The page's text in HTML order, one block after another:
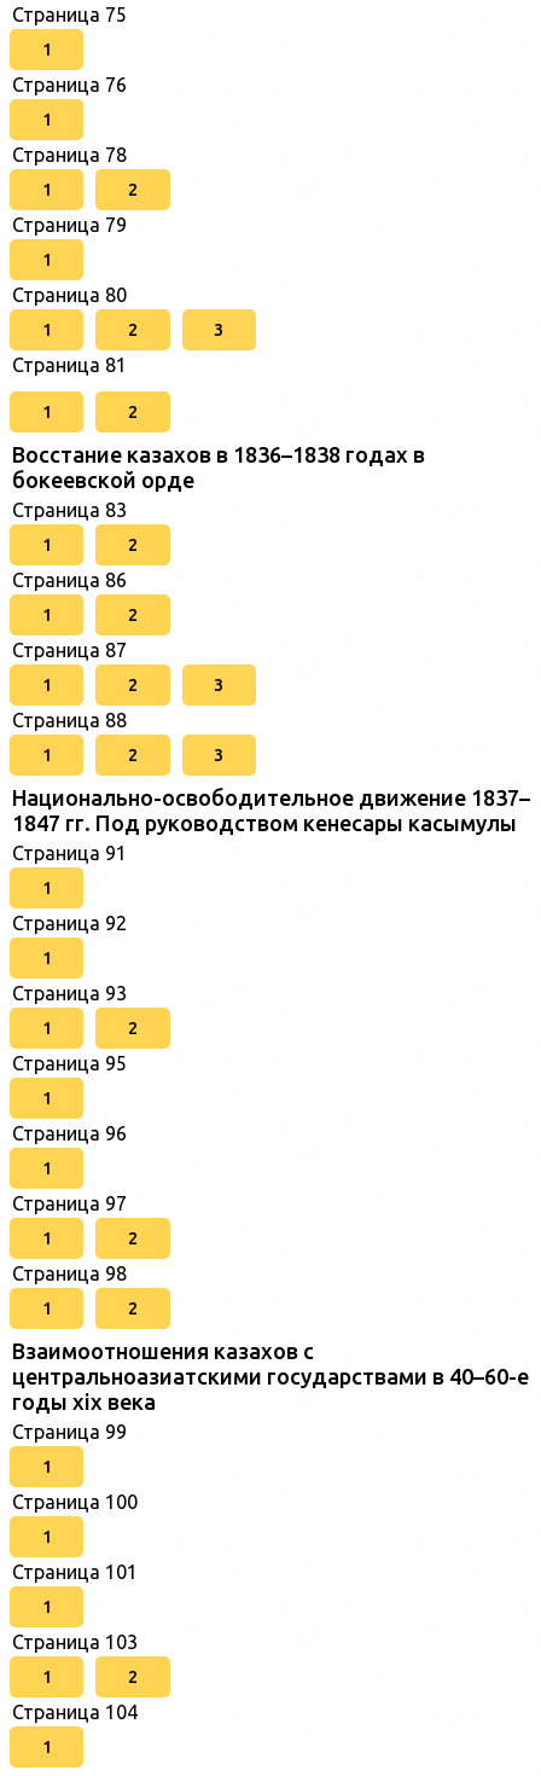
Страница 75
1
Страница 76
1
Страница 78
1 2
Страница 79
1
Страница 80
1 2 3
Страница 81
1 2
Восстание казахов в 1836–1838 годах в
бокеевской орде
Страница 83
1 2
Страница 86
1 2
Страница 87
1 2 3
Страница 88
1 2 3
Национально-освободительное движение 1837–
1847 гг. Под руководством кенесары касымулы
Страница 91
1
Страница 92
1
Страница 93
1 2
Страница 95
1
Страница 96
1
Страница 97
1 2
Страница 98
1 2
Взаимоотношения казахов с
центральноазиатскими государствами в 40–60-е
годы xix века
Страница 99
1
Страница 100
1
Страница 101
1
Страница 103
1 2
Страница 104
1